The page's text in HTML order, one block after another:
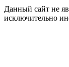
Данный сайт не
исключительно